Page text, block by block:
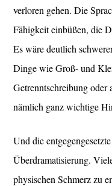
verloren gehen. Die
Fähigkeit einbüßen, die
Es wäre deutlich
Dinge wie Groß- und
Getrenntschreibung oder
nämlich ganz wichtige
Und die
Überdramatisierung.
physischen Schmerz zu